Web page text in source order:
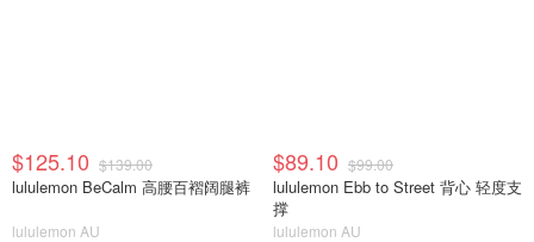
$125.10 $139.00
lululemon BeCalm 高腰百褶阔腿裤
lululemon AU
$89.10 $99.00
lululemon Ebb to Street 背心 轻度支
撑
lululemon AU